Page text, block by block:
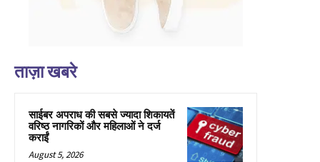
ताज़ा खबरे
साईबर अपराध की सबसे ज्यादा शिकायतें
वरिष्ठ नागरिकों और महिलाओं ने दर्ज
कराईं
August 5, 2026